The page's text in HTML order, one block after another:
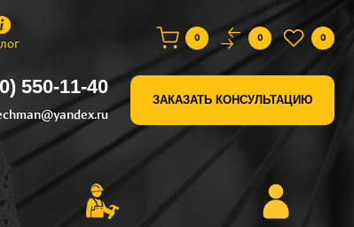
0 0 0
550-11-40
ЗАКАЗАТЬ КОНСУЛЬТАЦИЮ